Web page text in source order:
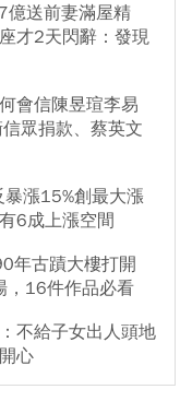
億送前妻滿屋精
才2天閃辭：發現
會信陳昱瑄李易
眾捐款、蔡英文
漲15%創最大漲
6成上漲空間
年古蹟大樓打開
16件作品必看
不給子女出人頭地
心